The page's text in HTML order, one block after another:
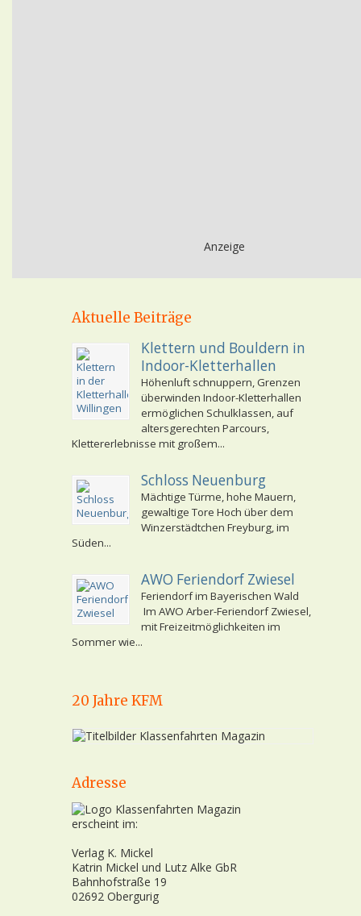
Anzeige
Aktuelle Beiträge
Klettern und Bouldern in
Indoor-Kletterhallen
Höhenluft schnuppern, Grenzen
überwinden Indoor-Kletterhallen
ermöglichen Schulklassen, auf
altersgerechten Parcours,
Klettererlebnisse mit großem...
Schloss Neuenburg
Mächtige Türme, hohe Mauern,
gewaltige Tore Hoch über dem
Winzerstädtchen Freyburg, im
Süden...
AWO Feriendorf Zwiesel
Feriendorf im Bayerischen Wald
Im AWO Arber-Feriendorf Zwiesel,
mit Freizeitmöglichkeiten im
Sommer wie...
20 Jahre KFM
Adresse
erscheint im:
Verlag K. Mickel
Katrin Mickel und Lutz Alke GbR
Bahnhofstraße 19
02692 Obergurig